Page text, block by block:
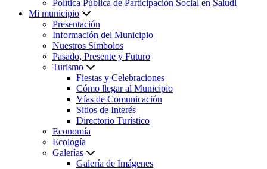
Política Pública de Participación Social en Saludl
Mi municipio
Presentación
Información del Municipio
Nuestros Símbolos
Pasado, Presente y Futuro
Turismo
Fiestas y Celebraciones
Cómo llegar al Municipio
Vías de Comunicación
Sitios de Interés
Directorio Turístico
Economía
Ecología
Galerías
Galería de Imágenes